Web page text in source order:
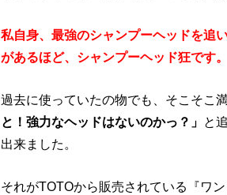
私自身、最強のシャンプーヘッドを追
があるほど、シャンプーヘッド狂です。
過去に使っていたの物でも、そこそこ
と！強力なヘッドはないのかっ？」 と
出来ました。
それがTOTOから販売されている『ワ